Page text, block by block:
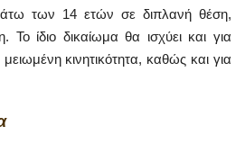
των 14 ετών σε διπλανή θέση,
ίδιο δικαίωμα θα ισχύει και για
κινητικότητα, καθώς και για